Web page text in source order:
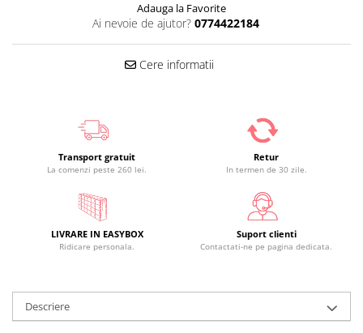
Adauga la Favorite
Ai nevoie de ajutor? 0774422184
Cere informatii
Transport gratuit
La comenzi peste 260 lei.
Retur
In termen de 30 zile.
LIVRARE IN EASYBOX
Ridicare personala.
Suport clienti
Contactati-ne pe pagina dedicata.
Descriere